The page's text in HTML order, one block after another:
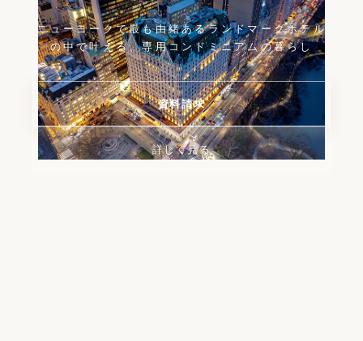
ニューヨークで最も由緒あるランドマークホテル
の中で叶える、専用コンドミニアムの暮らし
資料請求
詳しく見る